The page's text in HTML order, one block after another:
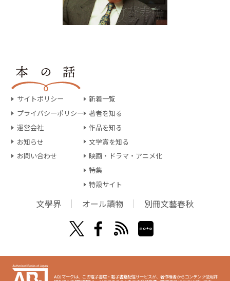
サイトポリシー
プライバシーポリシー
運営会社
お知らせ
お問い合わせ
新着一覧
著者を知る
作品を知る
文学賞を知る
映画・ドラマ・アニメ化
特集
特設サイト
文學界 オール讀物 別冊文藝春秋
ABJマークは、この電子書店・電子書籍配信サービスが、著作権者からコンテンツ使用許